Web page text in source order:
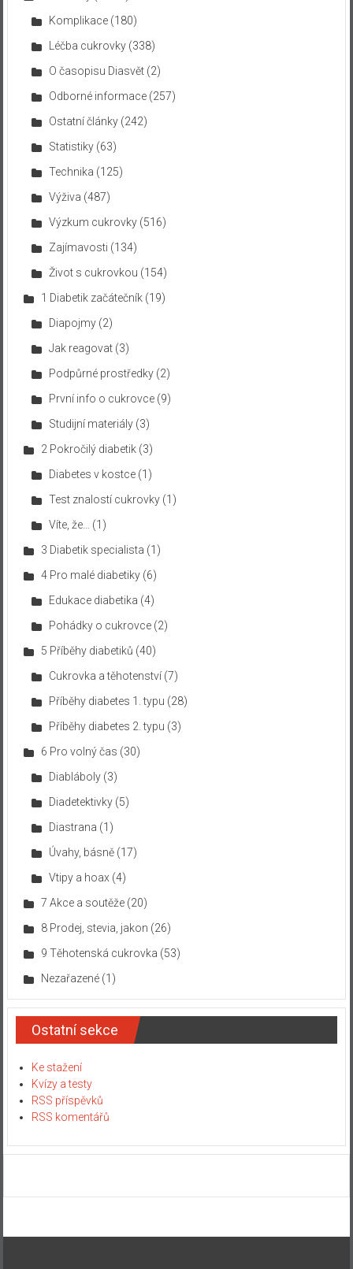
Komplikace(180)
Léčba cukrovky(338)
O časopisu Diasvět(2)
Odborné informace(257)
Ostatní články(242)
Statistiky(63)
Technika (125)
Výživa (487)
Výzkum cukrovky(516)
Zajímavosti (134)
Život s cukrovkou (154)
1 Diabetik začátečník(19)
Diapojmy(2)
Jak reagovat(3)
Podpůrné prostředky(2)
První info o cukrovce(9)
Studijní materiály(3)
2 Pokročilý diabetik(3)
Diabetes v kostce(1)
Test znalostí cukrovky(1)
Víte, že…
(1)
3 Diabetik specialista (1)
4 Pro malé diabetiky(6)
Edukace diabetika (4)
Pohádky o cukrovce(2)
5 Příběhy diabetiků (40)
Cukrovka a těhotenství(7)
Příběhy diabetes 1. typu (28)
Příběhy diabetes 2. typu (3)
6 Pro volný čas (30)
Diabláboly(3)
Diadetektivky(5)
Diastrana (1)
Úvahy, básně(17)
Vtipy a hoax (4)
7 Akce a soutěže(20)
8 Prodej, stevia, jakon (26)
9 Těhotenská cukrovka (53)
Nezařazené(1)
Ostatní sekce
Ke stažení
Kvízy a testy
RSS příspěvků
RSS komentářů